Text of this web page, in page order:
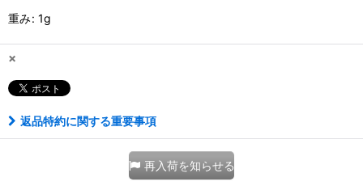
重み: 1g
×
返品特約に関する重要事項
再入荷を知らせる